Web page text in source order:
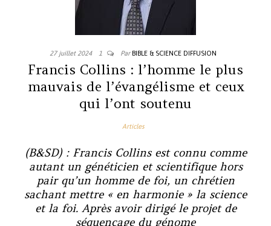
27 juillet 2024 1 Par BIBLE & SCIENCE DIFFUSION
Francis Collins : l’homme le plus
mauvais de l’évangélisme et ceux
qui l’ont soutenu
Articles
(B&SD) : Francis Collins est connu comme
autant un généticien et scientifique hors
pair qu’un homme de foi, un chrétien
sachant mettre « en harmonie » la science
et la foi. Après avoir dirigé le projet de
séquençage du génome